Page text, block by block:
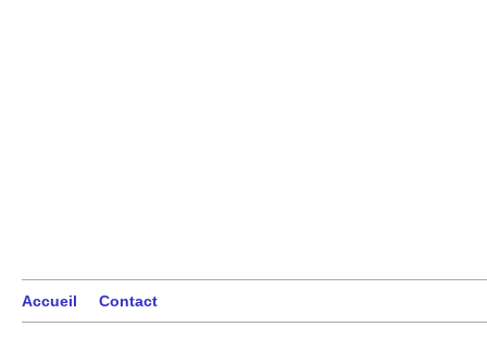
Accueil Contact